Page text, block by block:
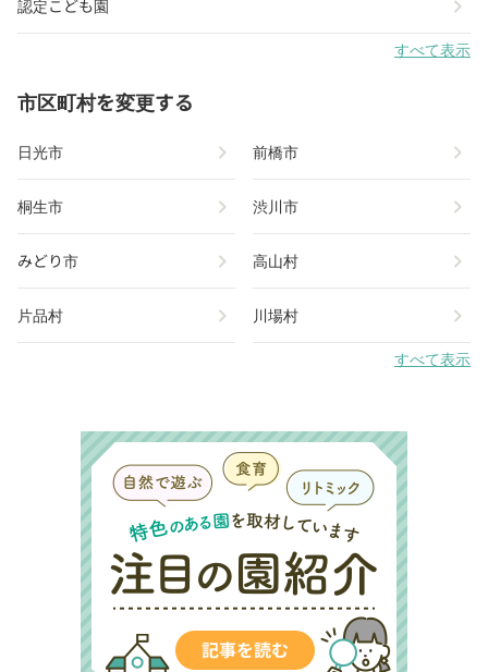
認定こども園 chevron_right
すべて表示
市区町村を変更する
日光市 chevron_right 前橋市 chevron_right
桐生市 chevron_right 渋川市 chevron_right
みどり市 chevron_right 高山村 chevron_right
片品村 chevron_right 川場村 chevron_right
すべて表示